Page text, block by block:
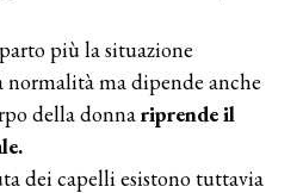
più la situazione
normalità ma dipende anche
della donnariprende il
dei capelli esistono tuttavia